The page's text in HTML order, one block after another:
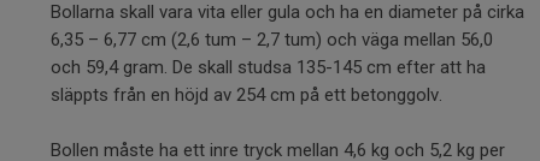
Bollarna skall vara vita eller gula och ha en diameter på cirka
6,35 – 6,77 cm (2,6 tum – 2,7 tum) och väga mellan 56,0
och 59,4 gram. De skall studsa 135-145 cm efter att ha
släppts från en höjd av 254 cm på ett betonggolv.
Bollen måste ha ett inre tryck mellan 4,6 kg och 5,2 kg per